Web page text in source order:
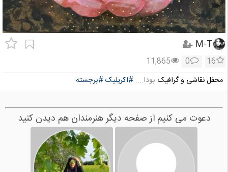
M-T
16
0
11,865
محفل نقاشی و گرافیک بودا.... #اکریلیک #برجسته
دعوت می کنیم از صفحه دیگر هنرمندان هم دیدن کنید